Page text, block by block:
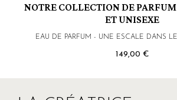
NOTRE COLLECTION DE
ET UNISEXE
EAU DE PARFUM - UNE ESCALE DANS
149,00 €